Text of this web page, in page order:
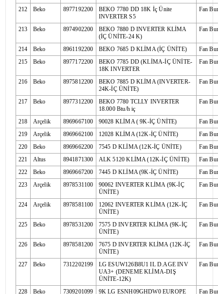
212 Beko 8977192200
BEKO 7780 DD 18K İç Ünite
INVERTER S5
Fan
213 Beko 8974902200
BEKO 7880 D INVERTER KLİMA
(İÇ ÜNİTE-24 K)
Fan
214 Beko 8961192200 BEKO 7685 D KLİMA (İÇ ÜNİTE)
Fan
215
Beko 8977172200
BEKO 7785 DD (KLİMA-İÇ ÜNİTE-
18K INVERTER
Fan
216 Beko 8975812200
BEKO 7885 D KLİMA (INVERTER-
24K-İÇ ÜNİTE)
Fan
217 Beko 8977312200
BEKO 7780 TCLLY INVERTER
18.000 Btu/h iç
Fan
218 Arçelik 8969667100 90028 KLİMA ( 9K-İÇ ÜNİTE)
Fan
219
Arçelik 8969662100 12028 KLİMA (12K-İÇ ÜNİTE)
Fan
220
Beko 8969662200 7545 D KLİMA (12K-İÇ ÜNİTE)
Fan
221
Altus 8941871300 ALK 5120 KLİMA (12K-İÇ ÜNİTE)
Fan
222
Beko 8969667200 7445 D KLİMA (9K-İÇ ÜNİTE)
Fan
223
Arçelik 8978531100
90062 INVERTER KLİMA (9K-İÇ
ÜNİTE)
Fan
224 Arçelik 8978581100
12062 INVERTER KLİMA (12K-İÇ
ÜNİTE)
Fan
225 Beko 8978531200
7575 D INVERTER KLİMA (9K-İÇ
ÜNİTE)
Fan
226 Beko 8978581200
7675 D INVERTER KLİMA (12K-İÇ
ÜNİTE)
Fan
227 Beko 7312202199
LG ESUW126B8U1 IL D.AGE INV
UA3+ (DENEME KLİMA-DIŞ
ÜNİTE-12K)
Fan
228 Beko 7309201099
9K LG ESNH09GHDW0 EUROPE
Fan